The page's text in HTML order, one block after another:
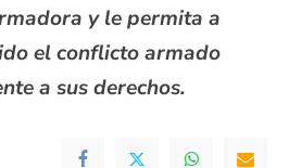
y le permita a
el conflicto armado
a sus derechos.